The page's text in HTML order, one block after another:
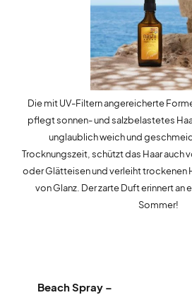
Die mit UV-Filtern angereicherte
pflegt sonnen- und salzbelastetes
unglaublich weich und
Trocknungszeit, schützt das Haar auch
oder Glätteisen und verleiht trockenen
von Glanz. Der zarte Duft erinnert an
Sommer!
– Nashi
Beach Spray –